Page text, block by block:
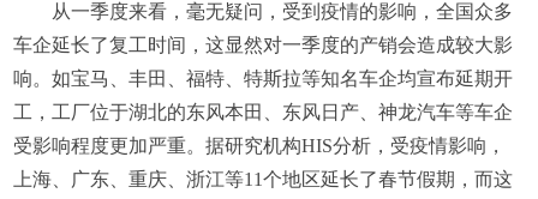
从一季度来看，毫无疑问，受到疫情的影响，全国众多
车企延长了复工时间，这显然对一季度的产销会造成较大影
响。如宝马、丰田、福特、特斯拉等知名车企均宣布延期开
工，工厂位于湖北的东风本田、东风日产、神龙汽车等车企
受影响程度更加严重。据研究机构HIS分析，受疫情影响，
上海、广东、重庆、浙江等11个地区延长了春节假期，而这